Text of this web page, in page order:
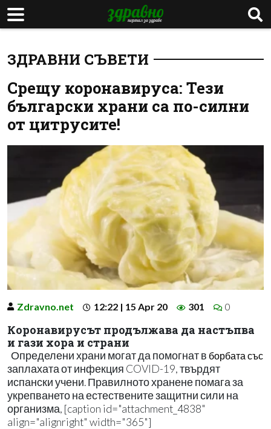
ЗДРАВНИ СЪВЕТИ
Срещу коронавируса: Тези
български храни са по-силни
от цитрусите!
Zdravno.net 12:22 | 15 Apr 20 301 0
Коронавирусът продължава да настъпва
и гази хора и страни
Определени храни могат да помогнат в борбата със
заплахата от инфекция COVID-19, твърдят
испански учени. Правилното хранене помага за
укрепването на естествените защитни сили на
организма, [caption id="attachment_4838"
align="alignright" width="365"]